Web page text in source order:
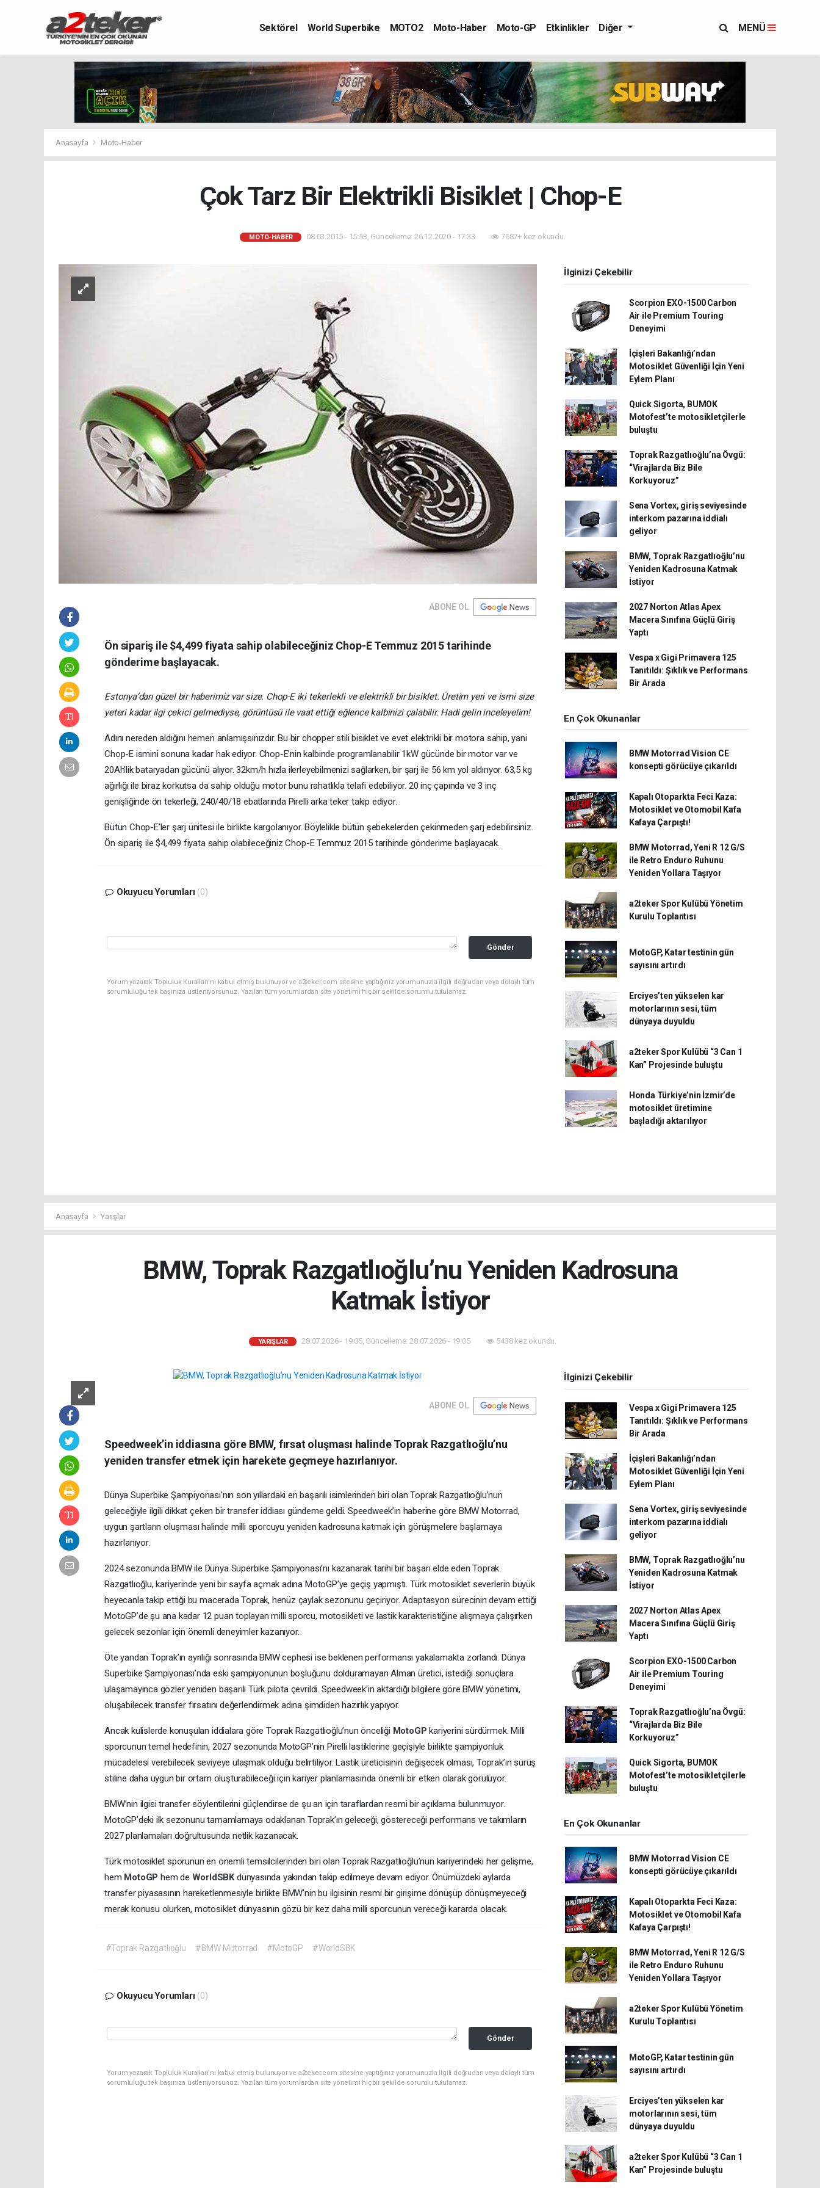
Sektörel World Superbike MOTO2 Moto-Haber Moto-GP Etkinlikler Diğer MENÜ
Anasayfa Moto-Haber
Çok Tarz Bir Elektrikli Bisiklet | Chop-E
MOTO-HABER 08.03.2015 - 15:53, Güncelleme: 26.12.2020 - 17:33 7687+ kez okundu.
ABONE OL
Ön sipariş ile $4,499 fiyata sahip olabileceğiniz Chop-E Temmuz 2015 tarihinde
gönderime başlayacak.
Estonya’dan güzel bir haberimiz var size. Chop-E iki tekerlekli ve elektrikli bir bisiklet. Üretim yeri ve ismi size
yeteri kadar ilgi çekici gelmediyse, görüntüsü ile vaat ettiği eğlence kalbinizi çalabilir. Hadi gelin inceleyelim!
Adını nereden aldığını hemen anlamışsınızdır. Bu bir chopper stili bisiklet ve evet elektrikli bir motora sahip, yani
Chop-E ismini sonuna kadar hak ediyor. Chop-E’nin kalbinde programlanabilir 1kW gücünde bir motor var ve
20Ah’lik bataryadan gücünü alıyor. 32km/h hızla ilerleyebilmenizi sağlarken, bir şarj ile 56 km yol aldırıyor. 63,5 kg
ağırlığı ile biraz korkutsa da sahip olduğu motor bunu rahatlıkla telafi edebiliyor. 20 inç çapında ve 3 inç
genişliğinde ön tekerleği, 240/40/18 ebatlarında Pirelli arka teker takip ediyor.
Bütün Chop-E’ler şarj ünitesi ile birlikte kargolanıyor. Böylelikle bütün şebekelerden çekinmeden şarj edebilirsiniz.
Ön sipariş ile $4,499 fiyata sahip olabileceğiniz Chop-E Temmuz 2015 tarihinde gönderime başlayacak.
Okuyucu Yorumları (0)
Gönder
Yorum yazarak Topluluk Kuralları’nı kabul etmiş bulunuyor ve a2teker.com sitesine yaptığınız yorumunuzla ilgili doğrudan veya dolaylı tüm
sorumluluğu tek başınıza üstleniyorsunuz. Yazılan tüm yorumlardan site yönetimi hiçbir şekilde sorumlu tutulamaz.
İlginizi Çekebilir
Scorpion EXO-1500 Carbon
Air ile Premium Touring
Deneyimi
İçişleri Bakanlığı’ndan
Motosiklet Güvenliği İçin Yeni
Eylem Planı
Quick Sigorta, BUMOK
Motofest’te motosikletçilerle
buluştu
Toprak Razgatlıoğlu’na Övgü:
“Virajlarda Biz Bile
Korkuyoruz”
Sena Vortex, giriş seviyesinde
interkom pazarına iddialı
geliyor
BMW, Toprak Razgatlıoğlu’nu
Yeniden Kadrosuna Katmak
İstiyor
2027 Norton Atlas Apex
Macera Sınıfına Güçlü Giriş
Yaptı
Vespa x Gigi Primavera 125
Tanıtıldı: Şıklık ve Performans
Bir Arada
En Çok Okunanlar
BMW Motorrad Vision CE
konsepti görücüye çıkarıldı
Kapalı Otoparkta Feci Kaza:
Motosiklet ve Otomobil Kafa
Kafaya Çarpıştı!
BMW Motorrad, Yeni R 12 G/S
ile Retro Enduro Ruhunu
Yeniden Yollara Taşıyor
a2teker Spor Kulübü Yönetim
Kurulu Toplantısı
MotoGP, Katar testinin gün
sayısını artırdı
Erciyes’ten yükselen kar
motorlarının sesi, tüm
dünyaya duyuldu
a2teker Spor Kulübü “3 Can 1
Kan” Projesinde buluştu
Honda Türkiye’nin İzmir’de
motosiklet üretimine
başladığı aktarılıyor
Anasayfa Yarışlar
BMW, Toprak Razgatlıoğlu’nu Yeniden Kadrosuna
Katmak İstiyor
YARIŞLAR 28.07.2026 - 19:05, Güncelleme: 28.07.2026 - 19:05 5438 kez okundu.
ABONE OL
Speedweek’in iddiasına göre BMW, fırsat oluşması halinde Toprak Razgatlıoğlu’nu
yeniden transfer etmek için harekete geçmeye hazırlanıyor.
Dünya Superbike Şampiyonası’nın son yıllardaki en başarılı isimlerinden biri olan Toprak Razgatlıoğlu’nun
geleceğiyle ilgili dikkat çeken bir transfer iddiası gündeme geldi. Speedweek’in haberine göre BMW Motorrad,
uygun şartların oluşması halinde milli sporcuyu yeniden kadrosuna katmak için görüşmelere başlamaya
hazırlanıyor.
2024 sezonunda BMW ile Dünya Superbike Şampiyonası’nı kazanarak tarihi bir başarı elde eden Toprak
Razgatlıoğlu, kariyerinde yeni bir sayfa açmak adına MotoGP’ye geçiş yapmıştı. Türk motosiklet severlerin büyük
heyecanla takip ettiği bu macerada Toprak, henüz çaylak sezonunu geçiriyor. Adaptasyon sürecinin devam ettiği
MotoGP’de şu ana kadar 12 puan toplayan milli sporcu, motosikleti ve lastik karakteristiğine alışmaya çalışırken
gelecek sezonlar için önemli deneyimler kazanıyor.
Öte yandan Toprak’ın ayrılığı sonrasında BMW cephesi ise beklenen performansı yakalamakta zorlandı. Dünya
Superbike Şampiyonası’nda eski şampiyonunun boşluğunu dolduramayan Alman üretici, istediği sonuçlara
ulaşamayınca gözler yeniden başarılı Türk pilota çevrildi. Speedweek’in aktardığı bilgilere göre BMW yönetimi,
oluşabilecek transfer fırsatını değerlendirmek adına şimdiden hazırlık yapıyor.
Ancak kulislerde konuşulan iddialara göre Toprak Razgatlıoğlu’nun önceliği MotoGPkariyerini sürdürmek. Milli
sporcunun temel hedefinin, 2027 sezonunda MotoGP’nin Pirelli lastiklerine geçişiyle birlikte şampiyonluk
mücadelesi verebilecek seviyeye ulaşmak olduğu belirtiliyor. Lastik üreticisinin değişecek olması, Toprak’ın sürüş
stiline daha uygun bir ortam oluşturabileceği için kariyer planlamasında önemli bir etken olarak görülüyor.
BMW’nin ilgisi transfer söylentilerini güçlendirse de şu an için taraflardan resmi bir açıklama bulunmuyor.
MotoGP’deki ilk sezonunu tamamlamaya odaklanan Toprak’ın geleceği, göstereceği performans ve takımların
2027 planlamaları doğrultusunda netlik kazanacak.
Türk motosiklet sporunun en önemli temsilcilerinden biri olan Toprak Razgatlıoğlu’nun kariyerindeki her gelişme,
hem MotoGP hem de WorldSBKdünyasında yakından takip edilmeye devam ediyor. Önümüzdeki aylarda
transfer piyasasının hareketlenmesiyle birlikte BMW’nin bu ilgisinin resmi bir girişime dönüşüp dönüşmeyeceği
merak konusu olurken, motosiklet dünyasının gözü bir kez daha milli sporcunun vereceği kararda olacak.
#Toprak Razgatlıoğlu #BMW Motorrad #MotoGP #WorldSBK
Okuyucu Yorumları (0)
Gönder
Yorum yazarak Topluluk Kuralları’nı kabul etmiş bulunuyor ve a2teker.com sitesine yaptığınız yorumunuzla ilgili doğrudan veya dolaylı tüm
sorumluluğu tek başınıza üstleniyorsunuz. Yazılan tüm yorumlardan site yönetimi hiçbir şekilde sorumlu tutulamaz.
İlginizi Çekebilir
Vespa x Gigi Primavera 125
Tanıtıldı: Şıklık ve Performans
Bir Arada
İçişleri Bakanlığı’ndan
Motosiklet Güvenliği İçin Yeni
Eylem Planı
Sena Vortex, giriş seviyesinde
interkom pazarına iddialı
geliyor
BMW, Toprak Razgatlıoğlu’nu
Yeniden Kadrosuna Katmak
İstiyor
2027 Norton Atlas Apex
Macera Sınıfına Güçlü Giriş
Yaptı
Scorpion EXO-1500 Carbon
Air ile Premium Touring
Deneyimi
Toprak Razgatlıoğlu’na Övgü:
“Virajlarda Biz Bile
Korkuyoruz”
Quick Sigorta, BUMOK
Motofest’te motosikletçilerle
buluştu
En Çok Okunanlar
BMW Motorrad Vision CE
konsepti görücüye çıkarıldı
Kapalı Otoparkta Feci Kaza:
Motosiklet ve Otomobil Kafa
Kafaya Çarpıştı!
BMW Motorrad, Yeni R 12 G/S
ile Retro Enduro Ruhunu
Yeniden Yollara Taşıyor
a2teker Spor Kulübü Yönetim
Kurulu Toplantısı
MotoGP, Katar testinin gün
sayısını artırdı
Erciyes’ten yükselen kar
motorlarının sesi, tüm
dünyaya duyuldu
a2teker Spor Kulübü “3 Can 1
Kan” Projesinde buluştu